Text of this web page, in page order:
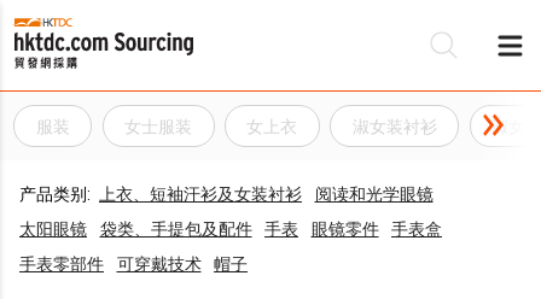
服装 女士服装 女上衣 淑女装衬衫 淑女
产品类别: 上衣、短袖汗衫及女装衬衫
阅读和光学眼镜
太阳眼镜
袋类、手提包及配件 手表 眼镜零件
手表盒
手表零部件
可穿戴技术 帽子